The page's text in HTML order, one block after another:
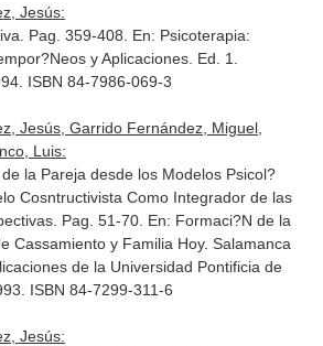
Jesús:
Pag. 359-408. En: Psicoterapia:
y Aplicaciones. Ed. 1.
ISBN 84-7986-069-3
Jesús, Garrido Fernández, Miguel,
Luis:
la Pareja desde los Modelos Psicol?
Cosntructivista Como Integrador de las
Pag. 51-70. En: Formaci?N de la
Cassamiento y Familia Hoy. Salamanca
de la Universidad Pontificia de
ISBN 84-7299-311-6
Jesús: